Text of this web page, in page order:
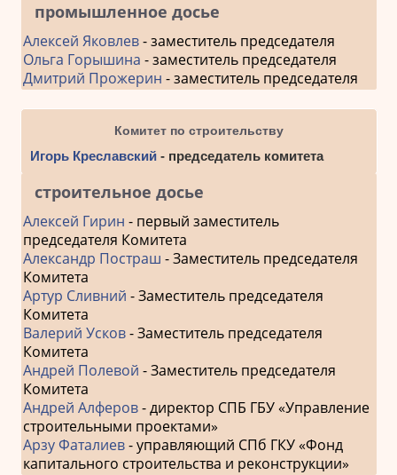
промышленное досье
Алексей Яковлев- заместитель председателя
Ольга Горышина - заместитель председателя
Дмитрий Прожерин - заместитель председателя
Комитет по строительству
Игорь Креславский - председатель комитета
строительное досье
Алексей Гирин - первый заместитель
председателя Комитета
Александр Постраш - Заместитель председателя
Комитета
Артур Сливний - Заместитель председателя
Комитета
Валерий Усков- Заместитель председателя
Комитета
Андрей Полевой - Заместитель председателя
Комитета
Андрей Алферов- директор СПБ ГБУ «Управление
строительными проектами»
Арзу Фаталиев- управляющий СПб ГКУ «Фонд
капитального строительства и реконструкции»